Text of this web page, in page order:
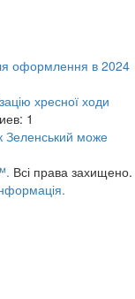
оформлення в 2024
хресної ходи
1
Зеленський може
Всі права захищено.